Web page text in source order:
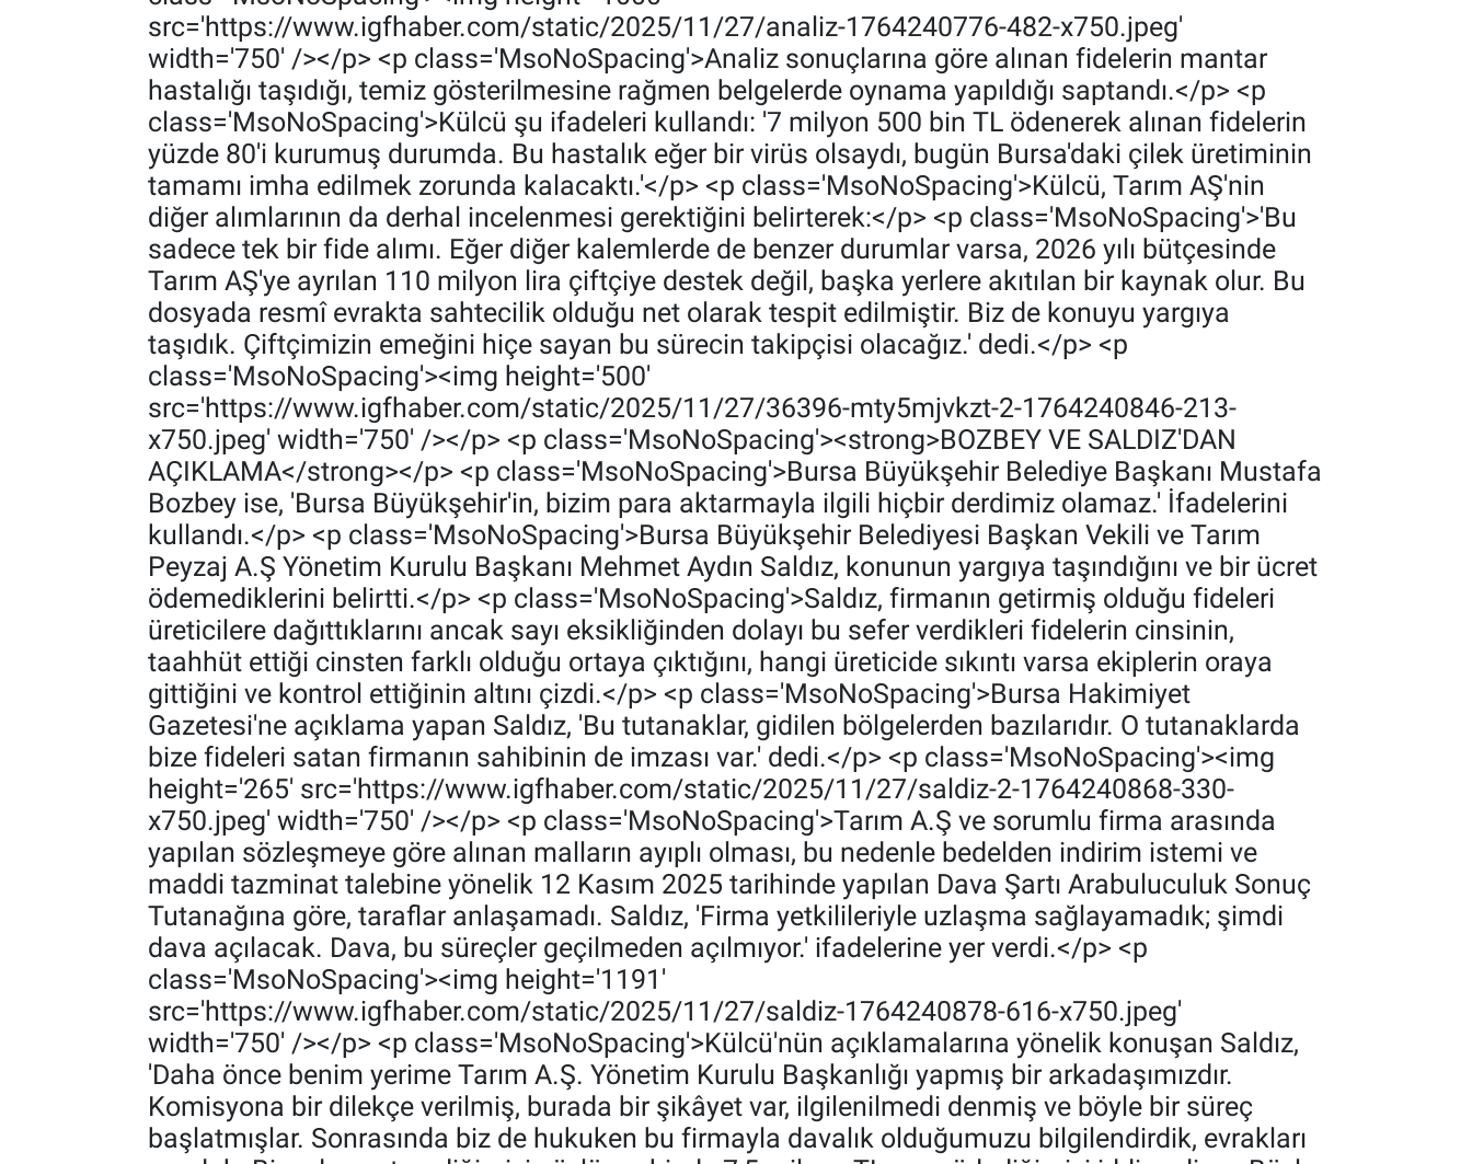
src='https://www.igfhaber.com/static/2025/11/27/analiz-1764240776-482-x750.jpeg'
width='750' /></p> <p class='MsoNoSpacing'>‎‎Analiz sonuçlarına göre alınan fidelerin mantar
hastalığı taşıdığı, temiz gösterilmesine rağmen belgelerde oynama yapıldığı saptandı.</p> <p
class='MsoNoSpacing'>‎Külcü şu ifadeleri kullandı: ‎'7 milyon 500 bin TL ödenerek alınan fidelerin
yüzde 80'i kurumuş durumda. Bu hastalık eğer bir virüs olsaydı, bugün Bursa'daki çilek üretiminin
tamamı imha edilmek zorunda kalacaktı.'</p> <p class='MsoNoSpacing'>‎Külcü, Tarım AŞ'nin
diğer alımlarının da derhal incelenmesi gerektiğini belirterek:</p> <p class='MsoNoSpacing'>‎‎'Bu
sadece tek bir fide alımı. Eğer diğer kalemlerde de benzer durumlar varsa, 2026 yılı bütçesinde
Tarım AŞ'ye ayrılan 110 milyon lira çiftçiye destek değil, başka yerlere akıtılan bir kaynak olur. Bu
dosyada resmî evrakta sahtecilik olduğu net olarak tespit edilmiştir. Biz de konuyu yargıya
taşıdık. Çiftçimizin emeğini hiçe sayan bu sürecin takipçisi olacağız.' dedi.</p> <p
class='MsoNoSpacing'><img height='500'
src='https://www.igfhaber.com/static/2025/11/27/36396-mty5mjvkzt-2-1764240846-213-
x750.jpeg' width='750' /></p> <p class='MsoNoSpacing'><strong>BOZBEY VE SALDIZ'DAN
AÇIKLAMA</strong></p> <p class='MsoNoSpacing'>Bursa Büyükşehir Belediye Başkanı Mustafa
Bozbey ise, 'Bursa Büyükşehir'in, bizim para aktarmayla ilgili hiçbir derdimiz olamaz.' İfadelerini
kullandı.</p> <p class='MsoNoSpacing'>Bursa Büyükşehir Belediyesi Başkan Vekili ve Tarım
Peyzaj A.Ş Yönetim Kurulu Başkanı Mehmet Aydın Saldız, konunun yargıya taşındığını ve bir ücret
ödemediklerini belirtti.</p> <p class='MsoNoSpacing'>Saldız, firmanın getirmiş olduğu fideleri
üreticilere dağıttıklarını ancak sayı eksikliğinden dolayı bu sefer verdikleri fidelerin cinsinin,
taahhüt ettiği cinsten farklı olduğu ortaya çıktığını, hangi üreticide sıkıntı varsa ekiplerin oraya
gittiğini ve kontrol ettiğinin altını çizdi.</p> <p class='MsoNoSpacing'>Bursa Hakimiyet
Gazetesi'ne açıklama yapan Saldız, 'Bu tutanaklar, gidilen bölgelerden bazılarıdır. O tutanaklarda
bize fideleri satan firmanın sahibinin de imzası var.' dedi.</p> <p class='MsoNoSpacing'><img
height='265' src='https://www.igfhaber.com/static/2025/11/27/saldiz-2-1764240868-330-
x750.jpeg' width='750' /></p> <p class='MsoNoSpacing'>Tarım A.Ş ve sorumlu firma arasında
yapılan sözleşmeye göre alınan malların ayıplı olması, bu nedenle bedelden indirim istemi ve
maddi tazminat talebine yönelik 12 Kasım 2025 tarihinde yapılan Dava Şartı Arabuluculuk Sonuç
Tutanağına göre, taraflar anlaşamadı. Saldız, 'Firma yetkilileriyle uzlaşma sağlayamadık; şimdi
dava açılacak. Dava, bu süreçler geçilmeden açılmıyor.' ifadelerine yer verdi.</p> <p
class='MsoNoSpacing'><img height='1191'
src='https://www.igfhaber.com/static/2025/11/27/saldiz-1764240878-616-x750.jpeg'
width='750' /></p> <p class='MsoNoSpacing'>Külcü'nün açıklamalarına yönelik konuşan Saldız,
'Daha önce benim yerime Tarım A.Ş. Yönetim Kurulu Başkanlığı yapmış bir arkadaşımızdır.
Komisyona bir dilekçe verilmiş, burada bir şikâyet var, ilgilenilmedi denmiş ve böyle bir süreç
başlatmışlar. Sonrasında biz de hukuken bu firmayla davalık olduğumuzu bilgilendirdik, evrakları